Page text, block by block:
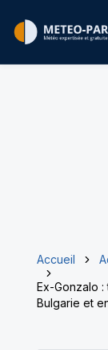
Accueil
Ex-Gonzalo
Bulgarie et